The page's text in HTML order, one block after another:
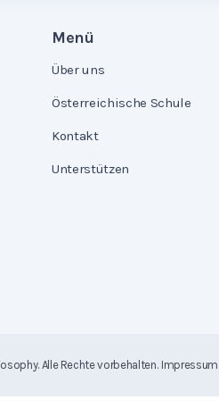
Menü
Über uns
Österreichische Schule
Kontakt
Unterstützen
. Alle Rechte vorbehalten. Impressum